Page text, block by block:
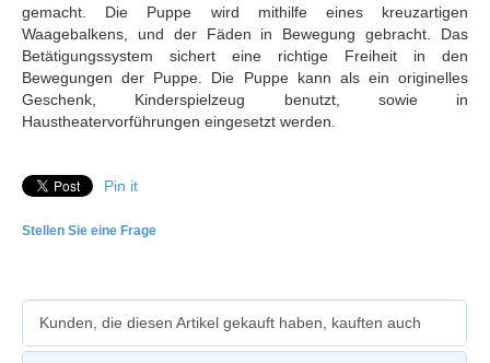
gemacht. Die Puppe wird mithilfe eines kreuzartigen
Waagebalkens, und der Fäden in Bewegung gebracht. Das
Betätigungssystem sichert eine richtige Freiheit in den
Bewegungen der Puppe. Die Puppe kann als ein originelles
Geschenk, Kinderspielzeug benutzt, sowie in
Haustheatervorführungen eingesetzt werden.
Pin it
Stellen Sie eine Frage
Kunden, die diesen Artikel gekauft haben, kauften auch